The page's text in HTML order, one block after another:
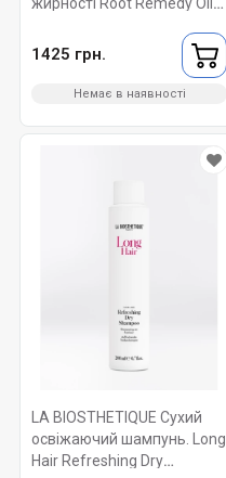
1425 грн.
Немає в наявності
LA BIOSTHETIQUE Сухий
освіжаючий шампунь. Long
Hair Refreshing Dry